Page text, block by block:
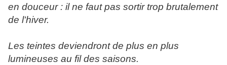
en douceur : il ne faut pas sortir trop brutalement
de l'hiver.
Les teintes deviendront de plus en plus
lumineuses au fil des saisons.